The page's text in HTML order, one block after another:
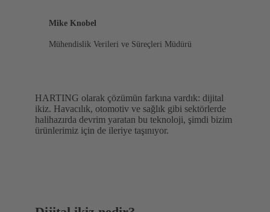
Mike Knobel
Mühendislik Verileri ve Süreçleri Müdürü
HARTING olarak çözümün farkına vardık: dijital
ikiz. Havacılık, otomotiv ve sağlık gibi sektörlerde
halihazırda devrim yaratan bu teknoloji, şimdi bizim
ürünlerimiz için de ileriye taşınıyor.